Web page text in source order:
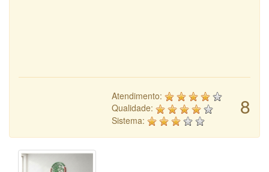
8
Atendimento:
Qualidade:
Sistema: